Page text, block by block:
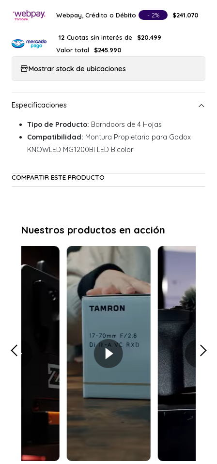
Webpay, Crédito o Débito - 2% $241.070
12 Cuotas sin interés de
$20.499
Valor total
$245.990
Mostrar stock de ubicaciones
Tipo de Producto: Barndoors de 4 Hojas
Compatibilidad: Montura Propietaria para Godox
KNOWLED MG1200Bi LED Bicolor
COMPARTIR ESTE PRODUCTO